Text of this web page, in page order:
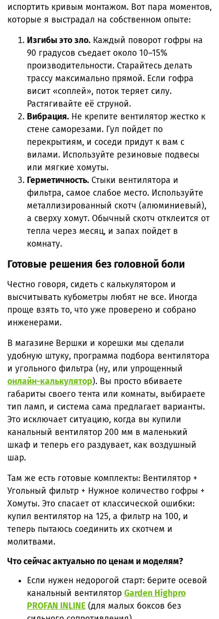
испортить кривым монтажом. Вот пара моментов,
которые я выстрадал на собственном опыте:
Изгибы это зло. Каждый поворот гофры на
90 градусов съедает около 10–15%
производительности. Старайтесь делать
трассу максимально прямой. Если гофра
висит «соплей», поток теряет силу.
Растягивайте её струной.
Вибрация. Не крепите вентилятор жестко к
стене саморезами. Гул пойдет по
перекрытиям, и соседи придут к вам с
вилами. Используйте резиновые подвесы
или мягкие хомуты.
Герметичность. Стыки вентилятора и
фильтра, самое слабое место. Используйте
металлизированный скотч (алюминиевый),
а сверху хомут. Обычный скотч отклеится от
тепла через месяц, и запах пойдет в
комнату.
Готовые решения без головной боли
Честно говоря, сидеть с калькулятором и
высчитывать кубометры любят не все. Иногда
проще взять то, что уже проверено и собрано
инженерами.
В магазине Вершки и корешки мы сделали
удобную штуку, программа подбора вентилятора
и угольного фильтра (ну, или упрощенный
онлайн-калькулятор). Вы просто вбиваете
габариты своего тента или комнаты, выбираете
тип ламп, и система сама предлагает варианты.
Это исключает ситуацию, когда вы купили
канальный вентилятор 200 мм в маленький
шкаф и теперь его раздувает, как воздушный
шар.
Там же есть готовые комплекты: Вентилятор +
Угольный фильтр + Нужное количество гофры +
Хомуты. Это спасает от классической ошибки:
купил вентилятор на 125, а фильтр на 100, и
теперь пытаюсь соединить их скотчем и
молитвами.
Что сейчас актуально по ценам и моделям?
Если нужен недорогой старт: берите осевой
канальный вентилятор Garden Highpro
PROFAN INLINE (для малых боксов без